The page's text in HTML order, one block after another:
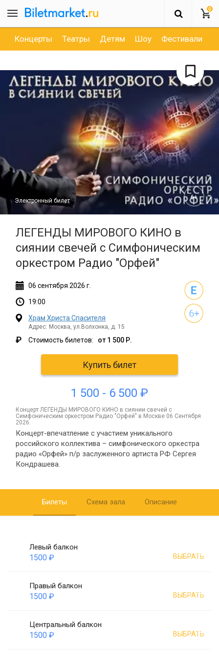
0
Концерты Театры Детям Шоу Фестивали
ЛЕГЕНДЫ МИРОВОГО КИНО в
сиянии свечей с Симфоническим
оркестром Радио "Орфей"
Электронный билет 6+
06 сентября 2026 г.
19:00
Храм Христа Спасителя
Адрес: Москва, ул.Волхонка, д. 15
₽ Стоимость билетов: от 1 500 Р.
Купить билет
1 500 - 6 500 ₽
концерт ЛЕГЕНДЫ МИРОВОГО КИНО в сиянии свечей с
Симфоническим оркестром Радио "Орфей" в Москве 06 Сентября
2026.
Концерт-впечатление с участием уникального
российского коллектива – симфонического оркестра
радио «Орфей» п/р заслуженного артиста РФ Сергея
Кондрашева.
Билеты Схема зала Описание
Левый балкон
1500 ₽ ВЫБРАТЬ
Правый балкон
1500 ₽ ВЫБРАТЬ
Центральный балкон
1500 ₽ ВЫБРАТЬ